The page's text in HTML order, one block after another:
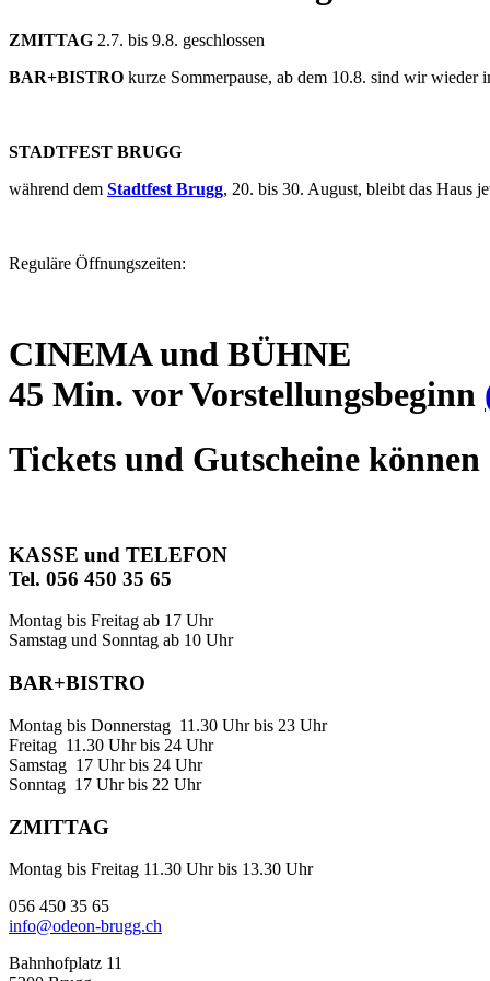
ZMITTAG 2.7. bis 9.8. geschlossen
BAR+BISTRO kurze Sommerpause, ab dem 10.8. sind wir wieder
STADTFEST BRUGG
während dem Stadtfest Brugg, 20. bis 30. August, bleibt das Haus
Reguläre Öffnungszeiten:
CINEMA und BÜHNE
45 Min. vor Vorstellungsbeginn
Tickets und Gutscheine
KASSE und TELEFON
Tel. 056 450 35 65
Montag bis Freitag ab 17 Uhr
Samstag und Sonntag ab 10 Uhr
BAR+BISTRO
Montag bis Donnerstag 11.30 Uhr bis 23 Uhr
Freitag 11.30 Uhr bis 24 Uhr
Samstag 17 Uhr bis 24 Uhr
Sonntag 17 Uhr bis 22 Uhr
ZMITTAG
Montag bis Freitag 11.30 Uhr bis 13.30 Uhr
056 450 35 65
info@odeon-brugg.ch
Bahnhofplatz 11